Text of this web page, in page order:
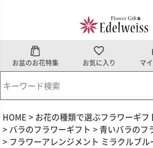
お盆のお花特集 お気に入り マ
HOME
お花の種類で選ぶフラワーギフ
バラのフラワーギフト
青いバラのフ
フラワーアレンジメント ミラクルブル